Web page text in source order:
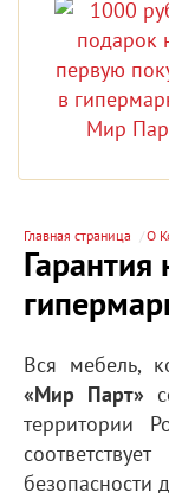
Главная страница О
Вся мебель,
«Мир Парт»
территории
безопасности